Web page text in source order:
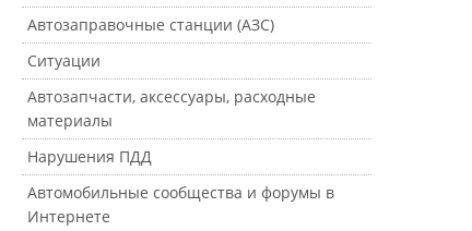
Автозаправочные станции (АЗС)
Ситуации
Автозапчасти, аксессуары, расходные
материалы
Нарушения ПДД
Автомобильные сообщества и форумы в
Интернете